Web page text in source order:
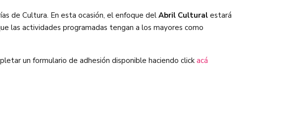
de Cultura. En esta ocasión, el enfoque del Abril Cultural estará
las actividades programadas tengan a los mayores como
un formulario de adhesión disponible haciendo click acá